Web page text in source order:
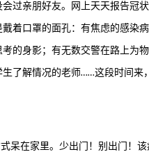
过亲朋好友。网上天天报告冠
着口罩的面孔：有焦虑的感染
的身影；有无数交警在路上为
了解情况的老师……这段时间来
呆在家里。少出门！别出门！